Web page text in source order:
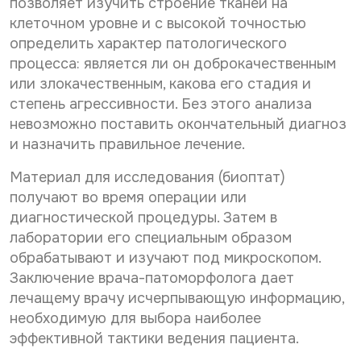
клеточном уровне и с высокой точностью
определить характер патологического
процесса: является ли он доброкачественным
или злокачественным, какова его стадия и
степень агрессивности. Без этого анализа
невозможно поставить окончательный диагноз
и назначить правильное лечение.
Материал для исследования (биоптат)
получают во время операции или
диагностической процедуры. Затем в
лаборатории его специальным образом
обрабатывают и изучают под микроскопом.
Заключение врача-патоморфолога дает
лечащему врачу исчерпывающую информацию,
необходимую для выбора наиболее
эффективной тактики ведения пациента.
р
с
о
н
а
л
ь
н
ы
х
а
н
ы
х
*
о
н
а
л
ь
н
ы
д
а
н
ы
х
*
Нужное Вам исследование*
Желаемая дата и время приёма
Даю согласие на обработку персональных данных
рассылки
Отправить
После анализа заявки Вам ответят электронным
письмом на указанный Вами e-mail.
Срок обработки заявки - до 2-х рабочих дней.
Ввиду высокой загруженности наших докторов дата
и время приема могут отличаться от Вашего
пожелания в интернет-заявке.